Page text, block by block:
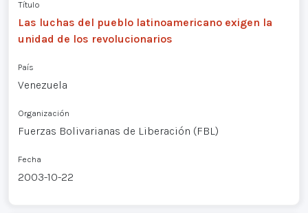
Título
Las luchas del pueblo latinoamericano exigen la
unidad de los revolucionarios
País
Venezuela
Organización
Fuerzas Bolivarianas de Liberación (FBL)
Fecha
2003-10-22